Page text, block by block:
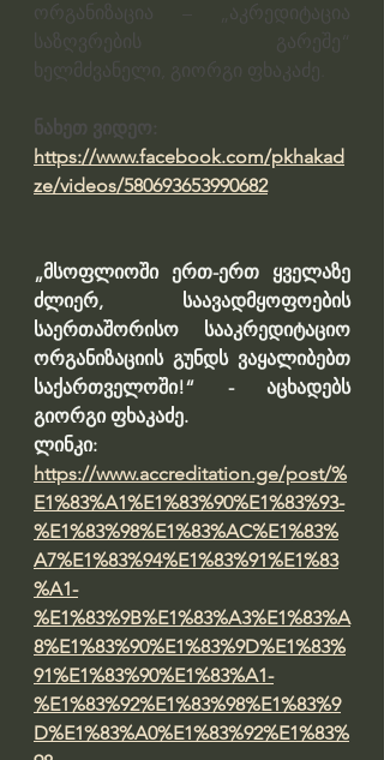
ორგანიზაცია – „აკრედიტაცია
საზღვრების გარეშე“
ხელმძვანელი, გიორგი ფხაკაძე.
ნახეთ ვიდეო:
https://www.facebook.com/pkhakad
ze/videos/580693653990682
„მსოფლიოში ერთ-ერთ ყველაზე
ძლიერ, საავადმყოფოების
საერთაშორისო სააკრედიტაციო
ორგანიზაციის გუნდს ვაყალიბებთ
საქართველოში!“ - აცხადებს
გიორგი ფხაკაძე.
ლინკი:
https://www.accreditation.ge/post/%
E1%83%A1%E1%83%90%E1%83%93-
%E1%83%98%E1%83%AC%E1%83%
A7%E1%83%94%E1%83%91%E1%83
%A1-
%E1%83%9B%E1%83%A3%E1%83%A
8%E1%83%90%E1%83%9D%E1%83%
91%E1%83%90%E1%83%A1-
%E1%83%92%E1%83%98%E1%83%9
D%E1%83%A0%E1%83%92%E1%83%